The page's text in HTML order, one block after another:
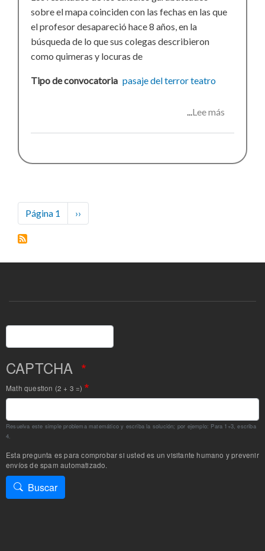
sobre el mapa coinciden con las fechas en las que
el profesor desapareció hace 8 años, en la
búsqueda de lo que sus colegas describieron
como quimeras y locuras de
Tipo de convocatoria pasaje del terrorteatro
Lee más
terror
Paginación
Página 1
Siguiente
página
››
Buscar
CAPTCHA
Math question (2 + 3 =)
Resuelva este simple problema matemático y escriba la solución; por ejemplo: Para 1+3, escriba
4.
Esta pregunta es para comprobar si usted es un visitante humano y prevenir
envíos de spam automatizado.
Buscar